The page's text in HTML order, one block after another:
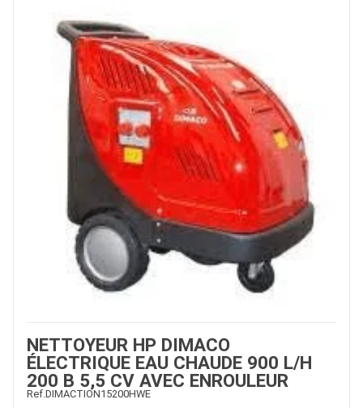
NETTOYEUR HP DIMACO
ÉLECTRIQUE EAU CHAUDE 900 L/H
200 B 5,5 CV AVEC ENROULEUR
Ref. DIMACTION15200HWE